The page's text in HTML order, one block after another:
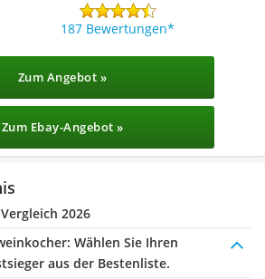
187 Bewertungen
Zum Angebot »
Zum Ebay-Angebot »
2026
Wählen Sie Ihren
aus der Bestenliste.